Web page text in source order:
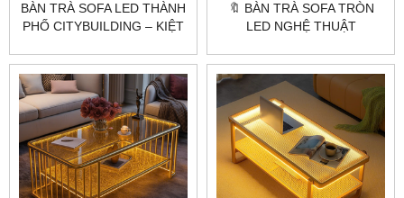
BÀN TRÀ SOFA LED THÀNH
PHỐ CITYBUILDING – KIỆT
THẤT
🔖 BÀN TRÀ SOFA TRÒN
LED NGHỆ THUẬT
ĐỘC BẢN SANG TRỌNG